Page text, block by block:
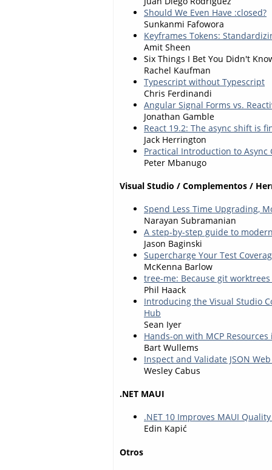
Should We Even Have :closed?
Sunkanmi Fafowora
Keyframes Tokens:
Amit Sheen
Six Things I Bet You Didn't
Rachel Kaufman
Typescript without Typescript
Chris Ferdinandi
Angular Signal Forms vs.
Jonathan Gamble
React 19.2: The async shift is
Jack Herrington
Practical Introduction to Async
Peter Mbanugo
Visual Studio / Complementos /
Spend Less Time Upgrading,
Narayan Subramanian
A step-by-step guide to
Jason Baginski
Supercharge Your Test
McKenna Barlow
tree-me: Because git
Phil Haack
Introducing the Visual Studio
Hub
Sean Iyer
Hands-on with MCP
Bart Wullems
Inspect and Validate JSON
Wesley Cabus
.NET MAUI
.NET 10 Improves MAUI
Edin Kapić
Otros